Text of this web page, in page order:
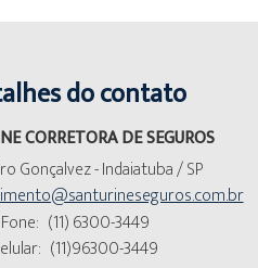
do contato
CORRETORA DE SEGUROS
Gonçalvez - Indaiatuba / SP
Fone: (11) 6300-3449
(11)96300-3449